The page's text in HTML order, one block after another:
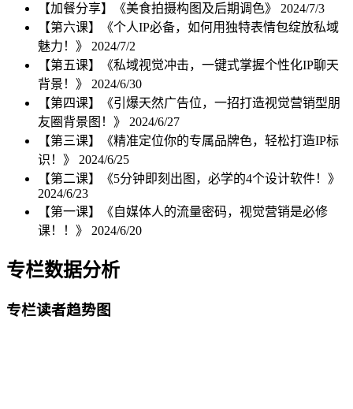
【加餐分享】《美食拍摄构图及后期调色》 2024/7/3
【第六课】《个人IP必备，如何用独特表情包绽放私域
魅力！》 2024/7/2
【第五课】《私域视觉冲击，一键式掌握个性化IP聊天
背景！》 2024/6/30
【第四课】《引爆天然广告位，一招打造视觉营销型朋
友圈背景图！》 2024/6/27
【第三课】《精准定位你的专属品牌色，轻松打造IP标
识！》 2024/6/25
【第二课】《5分钟即刻出图，必学的4个设计软件！》
2024/6/23
【第一课】《自媒体人的流量密码，视觉营销是必修
课！！》 2024/6/20
专栏数据分析
专栏读者趋势图